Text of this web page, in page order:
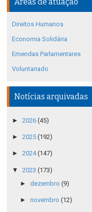
Direitos Humanos
Economia Solidária
Emendas Parlamentares
Voluntariado
Notícias arquivadas
► 2026 (45)
► 2025 (192)
► 2024(147)
▼ 2023 (173)
► dezembro (9)
► novembro (12)